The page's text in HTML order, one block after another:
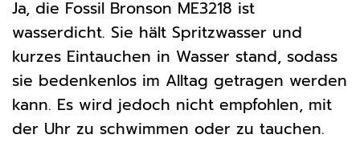
Ja, die Fossil Bronson ME3218 ist
wasserdicht. Sie hält Spritzwasser und
kurzes Eintauchen in Wasser stand, sodass
sie bedenkenlos im Alltag getragen werden
kann. Es wird jedoch nicht empfohlen, mit
der Uhr zu schwimmen oder zu tauchen.